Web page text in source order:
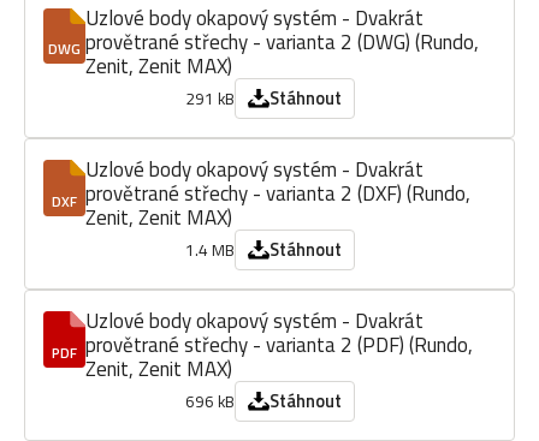
DWG
Uzlové body okapový systém - Dvakrát
provětrané střechy - varianta 2 (DWG) (Rundo,
Zenit, Zenit MAX)
291 kB Stáhnout
DXF
Uzlové body okapový systém - Dvakrát
provětrané střechy - varianta 2 (DXF) (Rundo,
Zenit, Zenit MAX)
1.4 MB Stáhnout
PDF
Uzlové body okapový systém - Dvakrát
provětrané střechy - varianta 2 (PDF) (Rundo,
Zenit, Zenit MAX)
696 kB Stáhnout